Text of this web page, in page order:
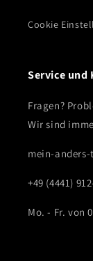
Cookie
Service und
Fragen?
Wir sind
mein-
+49 (4441)
Mo. - Fr. von